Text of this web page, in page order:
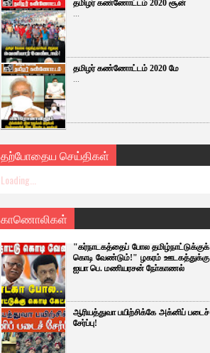
தமிழர் கண்ணோட்டம் 2020 சூன்
...
தமிழர் கண்ணோட்டம் 2020 மே
...
தற்போதைய செய்திகள்
Loading...
காணொலிகள்
"கர்நாடகத்தைப் போல தமிழ்நாட்டுக்குக்
கொடி வேண்டும்!" ழகரம் ஊடகத்துக்கு
ஐயா பெ. மணியரசன் நோ்காணல்
ஆரியத்துவா பயிற்சிக்கே அக்னிப் படைச்
சேர்ப்பு!